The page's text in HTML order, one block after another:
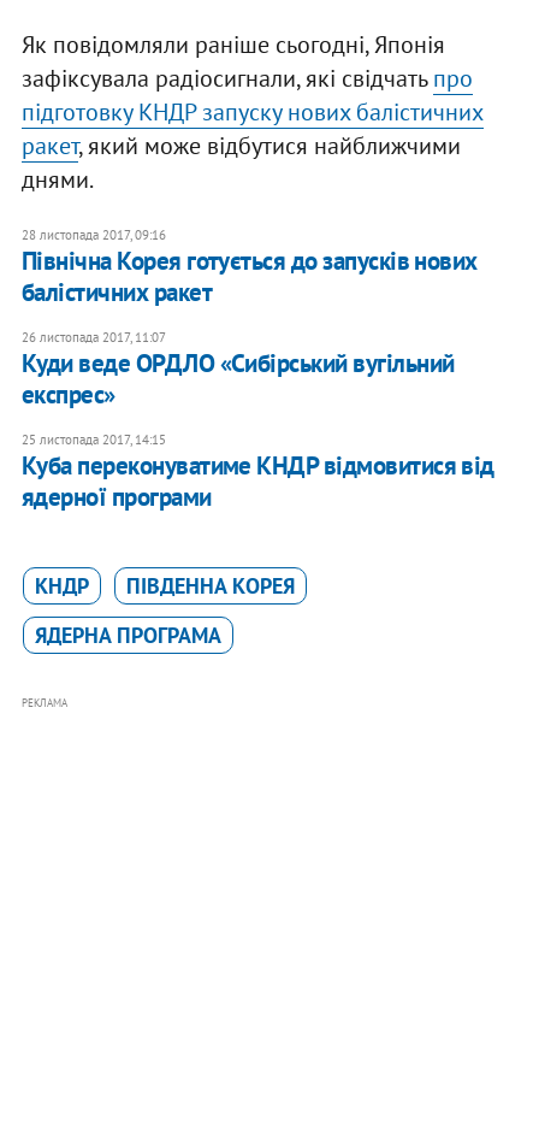
Як повідомляли раніше сьогодні, Японія
зафіксувала радіосигнали, які свідчатьпро
підготовку КНДР запуску нових балістичних
ракет, який може відбутися найближчими
днями.
28 листопада 2017, 09:16
Північна Корея готується до запусків нових
балістичних ракет
26 листопада 2017, 11:07
Куди веде ОРДЛО «Сибірський вугільний
експрес»
25 листопада 2017, 14:15
Куба переконуватиме КНДР відмовитися від
ядерної програми
КНДР
ПІВДЕННА КОРЕЯ
ЯДЕРНА ПРОГРАМА
РЕКЛАМА